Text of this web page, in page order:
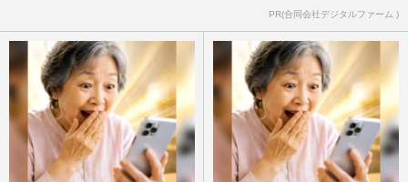
『嵐』経済効果1000億円ラストツアー後、
自由人、解散後の5色の未…
週刊女性2026年2月17日号
PR(合同会社デジタルファーム )